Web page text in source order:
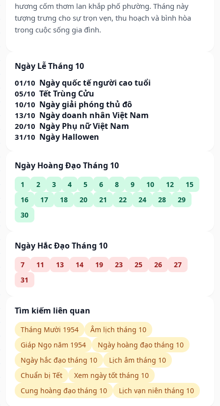
hương cốm thơm lan khắp phố phường. Tháng này
tượng trưng cho sự trọn vẹn, thu hoạch và bình hòa
trong cuộc sống gia đình.
Ngày Lễ Tháng 10
01/10 Ngày quốc tế người cao tuổi
05/10 Tết Trùng Cửu
10/10 Ngày giải phóng thủ đô
13/10 Ngày doanh nhân Việt Nam
20/10 Ngày Phụ nữ Việt Nam
31/10 Ngày Hallowen
Ngày Hoàng Đạo Tháng 10
1 2 3 4 5 6 8 9 10 12
15
16
17 18 20 21 22 24 28
29
30
Ngày Hắc Đạo Tháng 10
7 11 13 14 19 23 25 26
27
31
Tìm kiếm liên quan
Tháng Mười 1954
Âm lịch tháng 10
Giáp Ngọ năm 1954
Ngày hoàng đạo tháng 10
Ngày hắc đạo tháng 10
Lịch âm tháng 10
Chuẩn bị Tết
Xem ngày tốt tháng 10
Cung hoàng đạo tháng 10
Lịch vạn niên tháng 10